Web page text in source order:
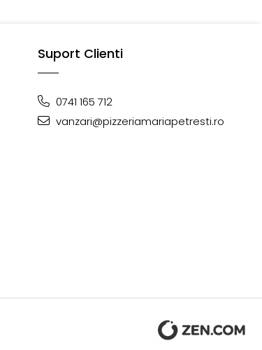
Suport Clienti
0741 165 712
vanzari@pizzeriamariapetresti.ro